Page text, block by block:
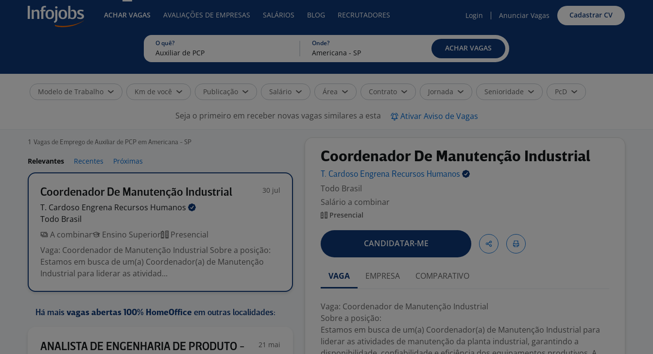
ACHAR VAGAS AVALIAÇÕES DE EMPRESAS SALÁRIOS BLOG RECRUTADORES Login Anunciar Vagas Cadastrar CV
O quê? Onde?
ACHAR VAGAS
Modelo de Trabalho Km de você Publicação Salário Área Contrato Jornada Senioridade PcD
Seja o primeiro em receber novas vagas similares a esta Ativar Aviso de Vagas
1 Vagas de Emprego de Auxiliar de PCP em Americana - SP
Relevantes Recentes Próximas
Coordenador De Manutenção Industrial 30 jul
T. Cardoso Engrena Recursos Humanos
Todo Brasil
A combinar
Ensino Superior
Presencial
Vaga: Coordenador de Manutenção Industrial Sobre a posição:
Estamos em busca de um(a) Coordenador(a) de Manutenção
Industrial para liderar as atividad...
Há mais vagas abertas 100% HomeOffice em outras localidades:
ANALISTA DE ENGENHARIA DE PRODUTO -
21 mai
Coordenador De Manutenção Industrial
T. Cardoso Engrena Recursos Humanos
Todo Brasil
Salário a combinar
Presencial
CANDIDATAR-ME
VAGA EMPRESA COMPARATIVO
Vaga: Coordenador de Manutenção Industrial
Sobre a posição:
Estamos em busca de um(a) Coordenador(a) de Manutenção Industrial para
liderar as atividades de manutenção da planta industrial, garantindo a